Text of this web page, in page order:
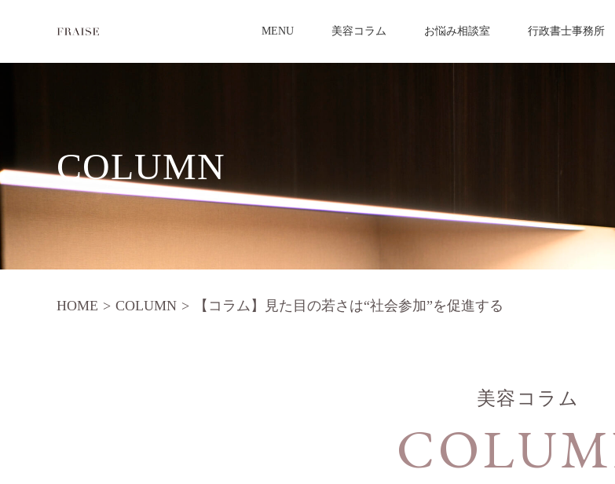
MENU 美容コラム お悩み相談室 行政書士事務所
COLUMN
HOME > COLUMN > 【コラム】見た目の若さは“社会参加”を促進する
美容コラム